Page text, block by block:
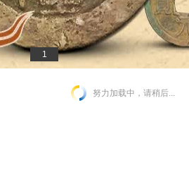
1
努力加载中，请稍后...